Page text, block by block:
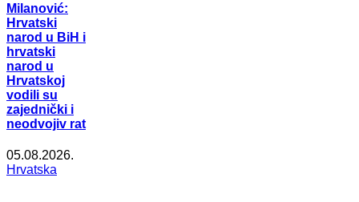
Milanović:
Hrvatski
narod u BiH i
hrvatski
narod u
Hrvatskoj
vodili su
zajednički i
neodvojiv rat
05.08.2026.
Hrvatska